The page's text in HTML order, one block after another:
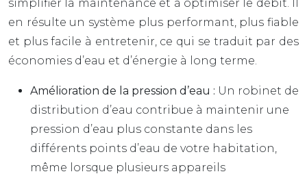
simplifier la maintenance et à optimiser le débit. Il
en résulte un système plus performant, plus fiable
et plus facile à entretenir, ce qui se traduit par des
économies d’eau et d’énergie à long terme.
Amélioration de la pression d’eau : Un robinet de
distribution d’eau contribue à maintenir une
pression d’eau plus constante dans les
différents points d’eau de votre habitation,
même lorsque plusieurs appareils